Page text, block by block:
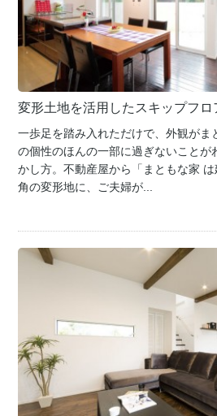
変形土地を活用したスキップフロ
一歩足を踏み入れただけで、外観がま
の個性のほんの一部に過ぎないことが
かし方。不動産屋から「まともな家
角の変形地に、ご夫婦が...